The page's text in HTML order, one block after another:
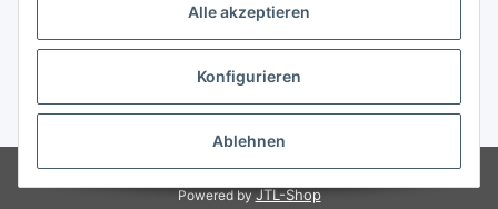
Alle akzeptieren
Konfigurieren
Ablehnen
Vertrag widerrufen
* Die Preise können im Online-Shop und im unseren örtlichen Laden
** Ausgenommen Erde-, Substrat- und Palettenversand.
© 1995-2026, LeoVersand.de
Powered by JTL-Shop